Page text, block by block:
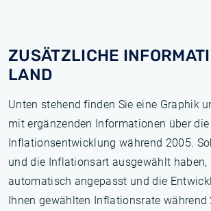
ZUSÄTZLICHE
LAND
Unten stehend finden Sie eine Graphik
mit ergänzenden Informationen über die
Inflationsentwicklung während 2005.
und die Inflationsart ausgewählt haben,
automatisch angepasst und die
Ihnen gewählten Inflationsrate während